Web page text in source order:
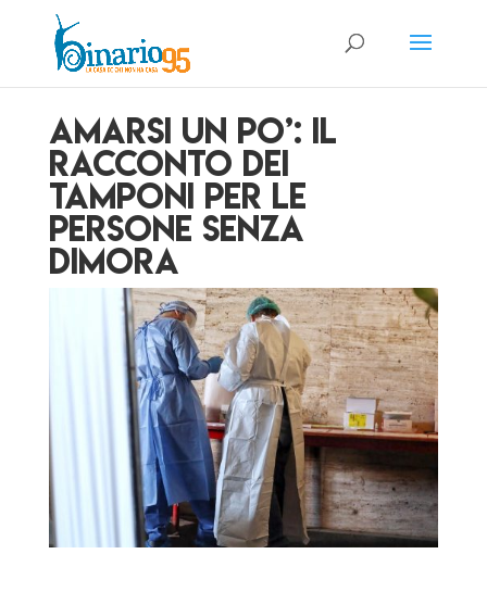
Amarsi un po’: il
racconto dei
tamponi per le
persone senza
dimora